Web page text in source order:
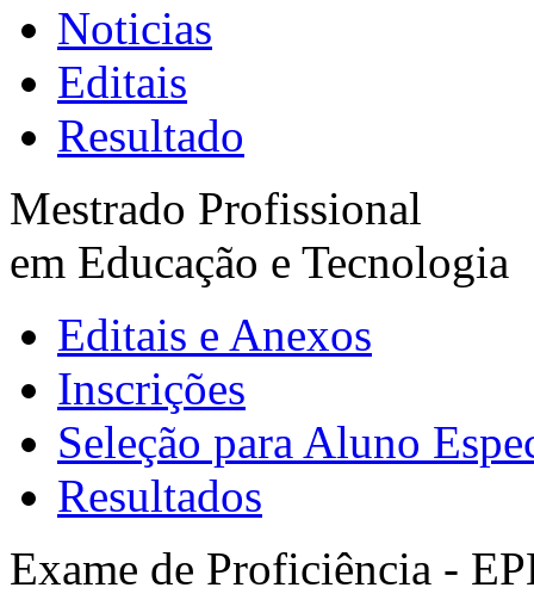
Noticias
Editais
Resultado
Mestrado Profissional
em Educação e Tecnologia
Editais e Anexos
Inscrições
Seleção para Aluno
Resultados
Exame de Proficiência -